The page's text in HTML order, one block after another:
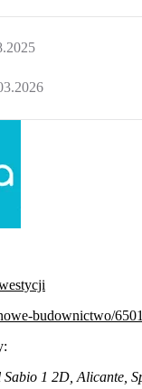
budownictwo/
Sabio 1 2D, Alicante,